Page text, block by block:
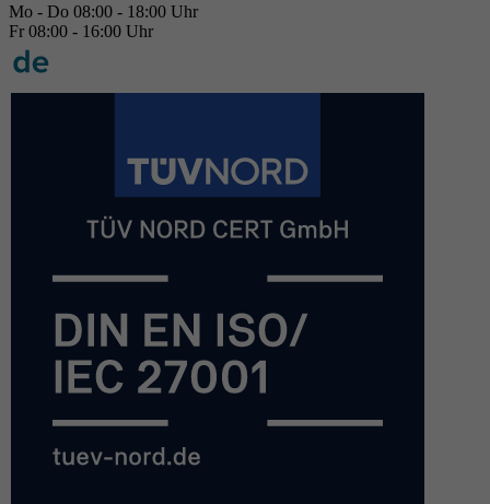
Mo - Do 08:00 - 18:00 Uhr
Fr 08:00 - 16:00 Uhr